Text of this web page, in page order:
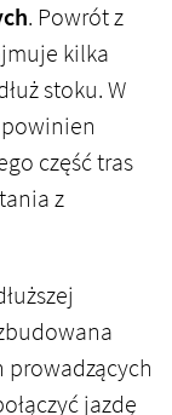
. Powrót z
kilka
stoku. W
część tras
z
prowadzących
jazdę